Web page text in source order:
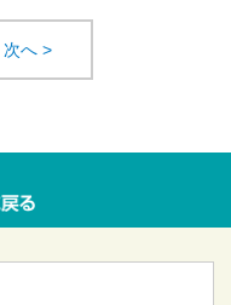
次へ >